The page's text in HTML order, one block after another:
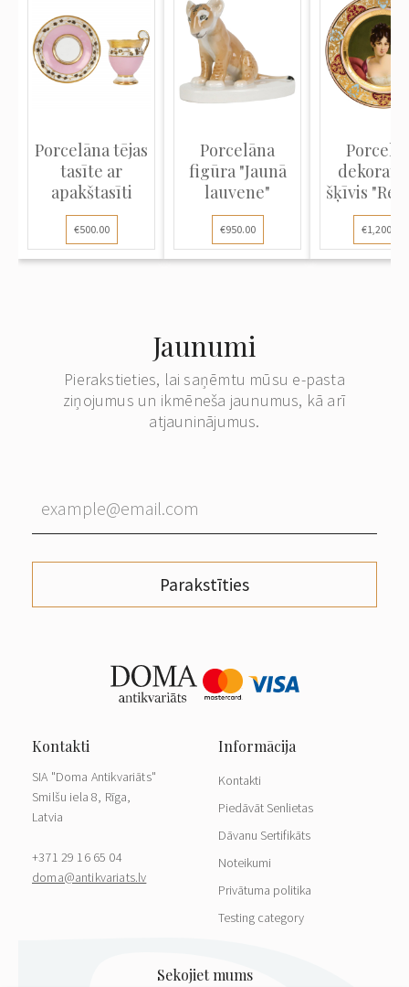
Porcelāna tējas
tasīte ar
apakštasīti
€500.00
Porcelāna
figūra "Jaunā
lauvene"
€950.00
šķīvis
€1,200.00
Jaunumi
Pierakstieties, lai saņēmtu mūsu e-pasta
ziņojumus un ikmēneša jaunumus, kā arī
atjauninājumus.
Parakstīties
SIA "Doma Antikvariāts"
Smilšu iela 8, Rīga,
Latvia
+371 29 16 65 04
doma@antikvariats.lv
Kontakti
Piedāvāt Senlietas
Dāvanu Sertifikāts
Noteikumi
Privātuma politika
Testing category